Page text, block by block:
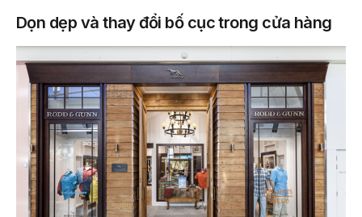
Dọn dẹp và thay đổi bố cục trong cửa hàng